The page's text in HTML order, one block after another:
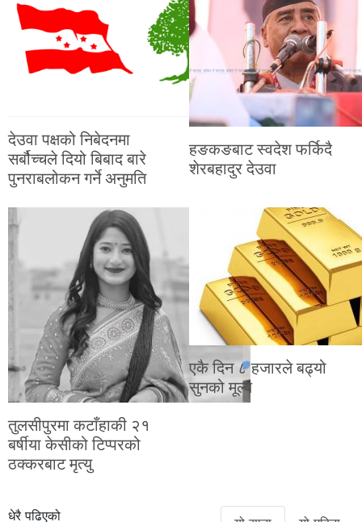
देउवा पक्षको निबेदनमा
सर्बौच्चले दियो बिबाद बारे
पुनराबलोकन गर्ने अनुमति
हङकङबाट स्वदेश फर्किदै
शेरबहादुर देउवा
तुलसीपुरमा कटाँहाकी २१
बर्षीया केसीको टिप्परको
ठक्करबाट मृत्यु
एकै दिन ८ हजारले बढ्यो
सुनको मूल्य
धेरै पढिएको